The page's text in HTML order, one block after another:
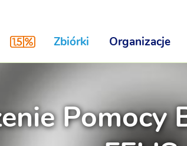
Zbiórki Organizacje
Pomocy